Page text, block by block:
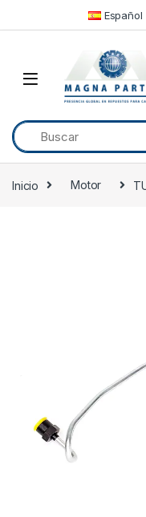
Skip to navigation Español
Inicio Motor